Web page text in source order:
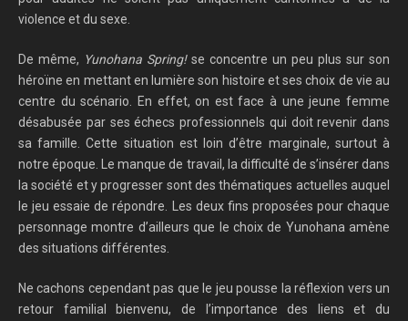
violence et du sexe.
De même, Yunohana Spring! se concentre un peu plus sur son
héroïne en mettant en lumière son histoire et ses choix de vie au
centre du scénario. En effet, on est face à une jeune femme
désabusée par ses échecs professionnels qui doit revenir dans
sa famille. Cette situation est loin d’être marginale, surtout à
notre époque. Le manque de travail, la difficulté de s’insérer dans
la société et y progresser sont des thématiques actuelles auquel
le jeu essaie de répondre. Les deux fins proposées pour chaque
personnage montre d’ailleurs que le choix de Yunohana amène
des situations différentes.
Ne cachons cependant pas que le jeu pousse la réflexion vers un
retour familial bienvenu, de l’importance des liens et du